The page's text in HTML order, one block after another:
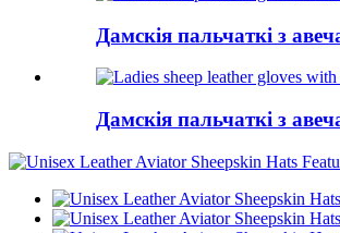
Дамскія пальчаткі з
Дамскія пальчаткі з